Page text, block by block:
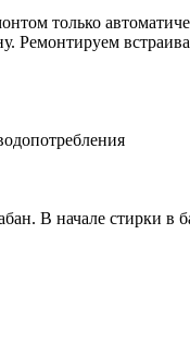
только
Ремонтируем
В начале стирки в